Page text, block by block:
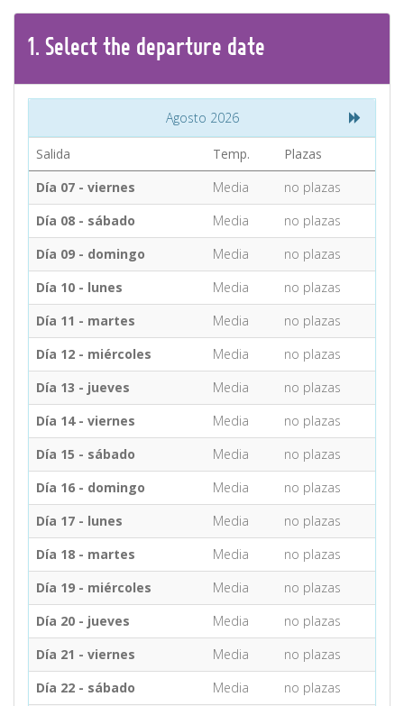
CONTACT
1. Select the departure date
Agosto 2026
Salida Temp.
Plazas
Día 07 - viernes
Media
no plazas
Día 08 - sábado
Media
no plazas
Día 09 - domingo
Media
no plazas
Día 10 - lunes
Media
no plazas
Día 11 - martes
Media
no plazas
Día 12 - miércoles
Media
no plazas
Día 13 - jueves
Media
no plazas
Día 14 - viernes
Media
no plazas
Día 15 - sábado
Media
no plazas
Día 16 - domingo
Media
no plazas
Día 17 - lunes
Media
no plazas
Día 18 - martes
Media
no plazas
Día 19 - miércoles
Media
no plazas
Día 20 - jueves
Media
no plazas
Día 21 - viernes
Media
no plazas
Día 22 - sábado
Media
no plazas